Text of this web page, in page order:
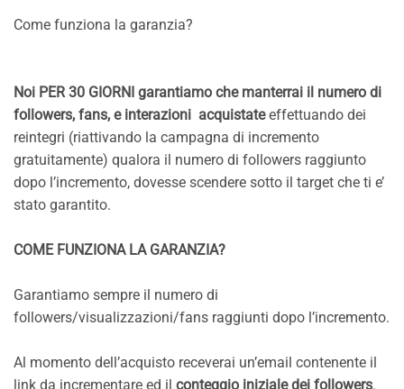
Come funziona la garanzia?
Noi PER 30 GIORNI garantiamo che manterrai il numero di
followers, fans, e interazioni acquistateeffettuando dei
reintegri (riattivando la campagna di incremento
gratuitamente) qualora il numero di followers raggiunto
dopo l’incremento, dovesse scendere sotto il target che ti e’
stato garantito.
COME FUNZIONA LA GARANZIA?
Garantiamo sempre il numero di
followers/visualizzazioni/fans raggiunti dopo l’incremento.
Al momento dell’acquisto receverai un’email contenente il
link da incrementare ed il conteggio iniziale dei followers.